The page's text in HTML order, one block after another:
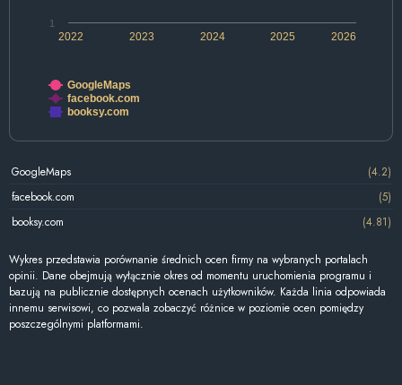
2022 2024 2026
2023 2025
1
GoogleMaps
facebook.com
booksy.com
GoogleMaps
(4.2)
facebook.com
(5)
booksy.com
(4.81)
Wykres przedstawia porównanie średnich ocen firmy na wybranych portalach
opinii. Dane obejmują wyłącznie okres od momentu uruchomienia programu i
bazują na publicznie dostępnych ocenach użytkowników. Każda linia odpowiada
innemu serwisowi, co pozwala zobaczyć różnice w poziomie ocen pomiędzy
poszczególnymi platformami.